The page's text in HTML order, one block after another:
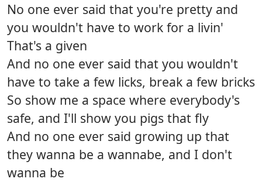
No one ever said that you're pretty and
you wouldn't have to work for a livin'
That's a given
And no one ever said that you wouldn't
have to take a few licks, break a few bricks
So show me a space where everybody's
safe, and I'll show you pigs that fly
And no one ever said growing up that
they wanna be a wannabe, and I don't
wanna be